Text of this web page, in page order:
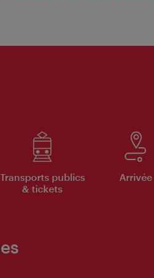
Transports publics
& tickets
Arrivée